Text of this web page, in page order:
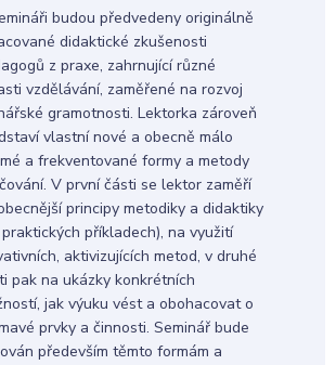
budou předvedeny originálně
didaktické zkušenosti
z praxe, zahrnující různé
vzdělávání, zaměřené na rozvoj
gramotnosti. Lektorka zároveň
vlastní nové a obecně málo
a frekventované formy a metody
V první části se lektor zaměří
principy metodiky a didaktiky
příkladech), na využití
aktivizujících metod, v druhé
pak na ukázky konkrétních
jak výuku vést a obohacovat o
prvky a činnosti. Seminář bude
především těmto formám a